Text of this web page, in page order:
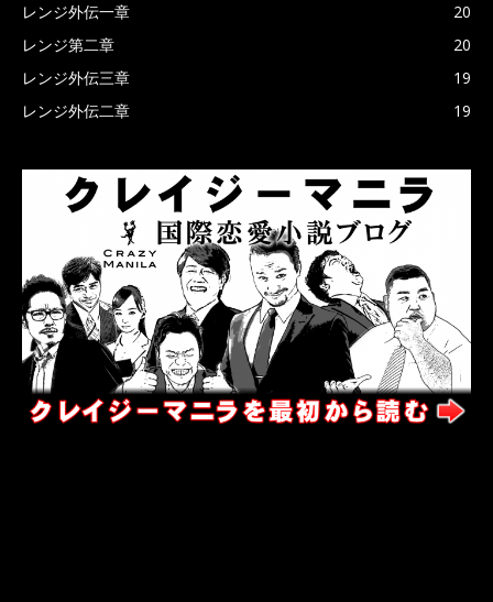
レンジ外伝一章
20
レンジ第二章
20
レンジ外伝三章
19
レンジ外伝二章
19